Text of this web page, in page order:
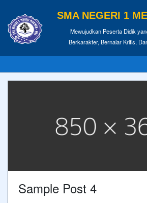
SMA NEGERI 1
Mewujudkan Peserta Didik
Berkarakter, Bernalar Kritis,
Sample Post 4